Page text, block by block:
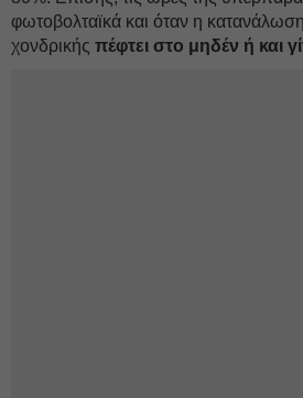
φωτοβολταϊκά και όταν η κατανάλωση
χονδρικής πέφτει στο μηδέν ή και